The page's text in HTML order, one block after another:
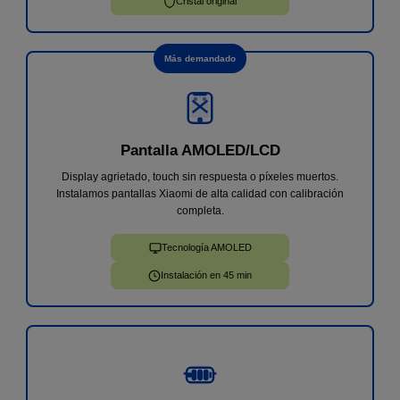
Más demandado
Pantalla AMOLED/LCD
Display agrietado, touch sin respuesta o píxeles muertos.
Instalamos pantallas Xiaomi de alta calidad con calibración
completa.
Tecnología AMOLED
Instalación en 45 min